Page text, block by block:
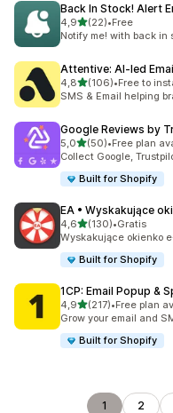
Back In Stock! Alert
4,9na 5 gwiazdek
(22)
Łączna liczba recenzji:
•Free
Notify me! with back in
Attentive: AI‑led
4,8na 5 gwiazdek
(106)
Łączna liczba recenzji:
•Free to
SMS & Email helping
Google Reviews by
5,0na 5 gwiazdek
(50)
Łączna liczba recenzji:
•Free plan
Collect Google,
Built for Shopify
EA • Wyskakujące
4,6na 5 gwiazdek
(130)
Łączna liczba recenzji:
•Gratis
Wyskakujące okienko
Built for Shopify
1CP: Email Popup &
4,9na 5 gwiazdek
(217)
Łączna liczba recenzji:
•Free plan
Grow your email and
Built for Shopify
1 2